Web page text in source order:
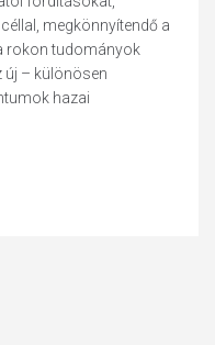
megkönnyítendő a
rokon tudományok
új – különö­sen
hazai